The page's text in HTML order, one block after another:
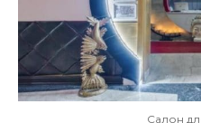
Салон